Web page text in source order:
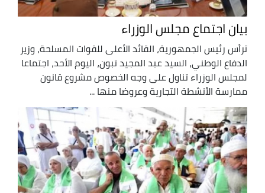
بيان اجتماع مجلس الوزراء
ترأس رئيس الجمهورية، القائد الأعلى للقوات المسلحة، وزير
الدفاع الوطني، السيد عبد المجيد تبون، اليوم الأحد، اجتماعا
لمجلس الوزراء تناول على وجه الخصوص مشروع قانون
ممارسة الأنشطة التجارية وعروضا منها ...